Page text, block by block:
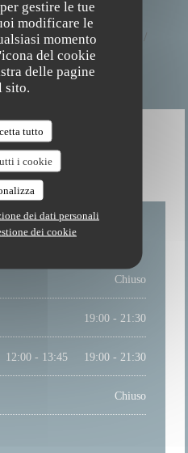
gestire le tue
modificare le
momento
del cookie
delle pagine
sito.
tutto
i cookie
dei dati personali
dei cookie
Senza contatto, Eurocard /
Visa, Bancomat
Chiuso
19:00 - 21:30
12:00 - 13:45 19:00 - 21:30
Chiuso